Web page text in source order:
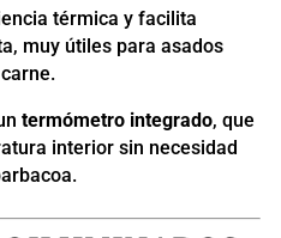
térmica y facilita
muy útiles para asados
termómetro integrado, que
interior sin necesidad